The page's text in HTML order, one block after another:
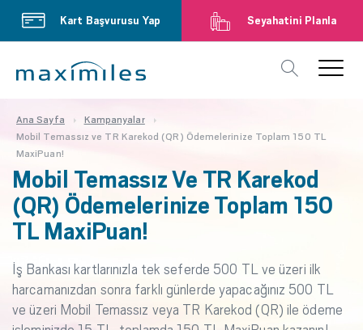
Kart Başvurusu Yap Seyahatini Planla
Ana Sayfa
Kampanyalar
Mobil Temassız ve TR Karekod (QR) Ödemelerinize Toplam 150 TL
MaxiPuan!
Mobil Temassız Ve TR Karekod
(QR) Ödemelerinize Toplam 150
TL MaxiPuan!
İş Bankası kartlarınızla tek seferde 500 TL ve üzeri ilk
harcamanızdan sonra farklı günlerde yapacağınız 500 TL
ve üzeri Mobil Temassız veya TR Karekod (QR) ile ödeme